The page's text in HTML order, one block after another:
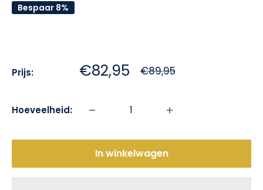
Bespaar 8%
Prijs: Sale:
€82,95 Normale
€89,95
Hoeveelheid:
In winkelwagen